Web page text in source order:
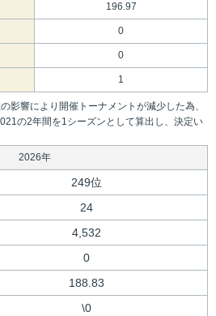
196.97
0
0
1
影響により開催トーナメントが減少した為、
の2年間を1シーズンとして算出し、決定い
2026年
249位
24
4,532
0
188.83
\0